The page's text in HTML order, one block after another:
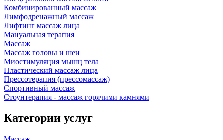
Комбинированный массаж
Лимфодренажный массаж
Лифтинг массаж лица
Мануальная терапия
Массаж
Массаж головы и шеи
Миостимуляция мышц тела
Пластический массаж лица
Прессотерапия (прессомассаж)
Спортивный массаж
Стоунтерапия - массаж горячими камнями
Категории услуг